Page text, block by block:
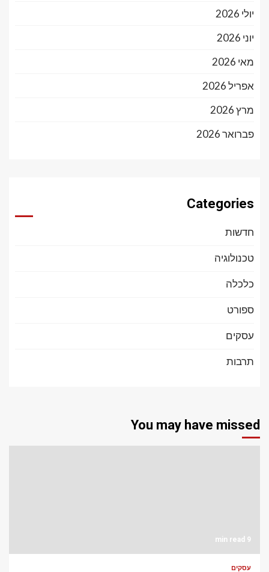
יולי 2026
יוני 2026
מאי 2026
אפריל 2026
מרץ 2026
פברואר 2026
Categories
חדשות
טכנולוגיה
כלכלה
ספורט
עסקים
תרבות
You may have missed
9 min read
עסקים